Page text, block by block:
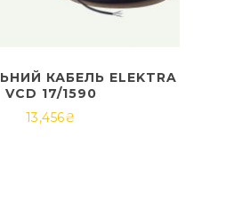
КАБЕЛЬ ELEKTRA
VCD 17/1590
13,456₴